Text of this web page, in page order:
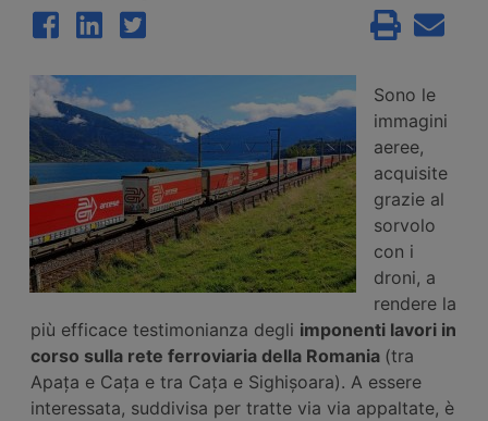
Sono le
immagini
aeree,
acquisite
grazie al
sorvolo
con i
droni, a
rendere la
più efficace testimonianza degli imponenti lavori in
corso sulla rete ferroviaria della Romania (tra
Apața e Cața e tra Cața e Sighișoara). A essere
interessata, suddivisa per tratte via via appaltate, è